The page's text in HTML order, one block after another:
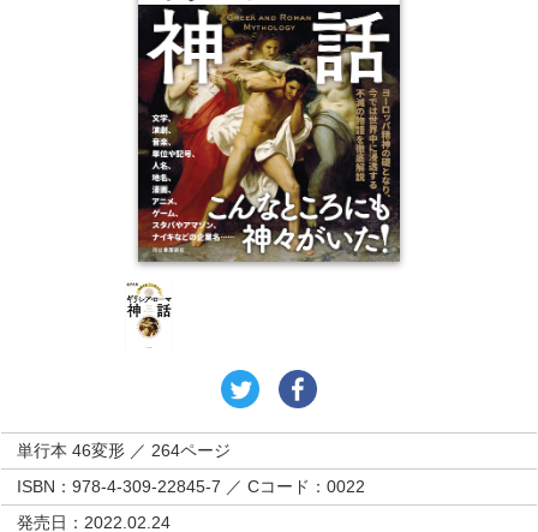
単行本 46変形 ／ 264ページ
ISBN：978-4-309-22845-7 ／ Cコード：0022
発売日：2022.02.24